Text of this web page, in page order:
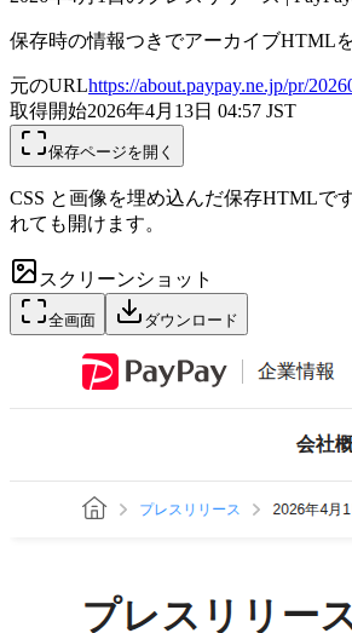
保存時の情報つきでアーカイブHTML
元のURLhttps://about.paypay.ne.jp/pr/
取得開始2026年4月13日 04:57 JST
保存ページを開く
CSS と画像を埋め込んだ保存HTMLで
れても開けます。
スクリーンショット
全画面 ダウンロード